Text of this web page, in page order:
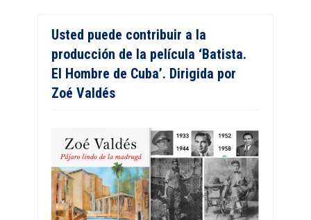
Usted puede contribuir a la
producción de la película ‘Batista.
El Hombre de Cuba’. Dirigida por
Zoé Valdés